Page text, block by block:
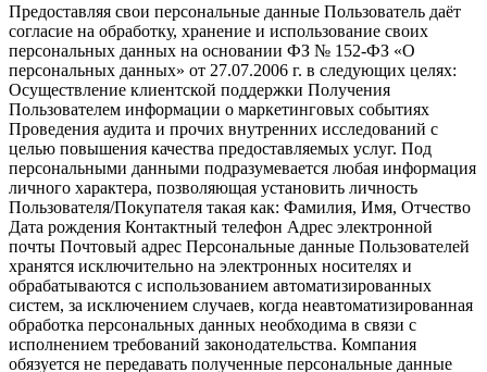
Предоставляя свои персональные данные Пользователь даёт
согласие на обработку, хранение и использование своих
персональных данных на основании ФЗ № 152-ФЗ «О
персональных данных» от 27.07.2006 г. в следующих целях:
Осуществление клиентской поддержки Получения
Пользователем информации о маркетинговых событиях
Проведения аудита и прочих внутренних исследований с
целью повышения качества предоставляемых услуг. Под
персональными данными подразумевается любая информация
личного характера, позволяющая установить личность
Пользователя/Покупателя такая как: Фамилия, Имя, Отчество
Дата рождения Контактный телефон Адрес электронной
почты Почтовый адрес Персональные данные Пользователей
хранятся исключительно на электронных носителях и
обрабатываются с использованием автоматизированных
систем, за исключением случаев, когда неавтоматизированная
обработка персональных данных необходима в связи с
исполнением требований законодательства. Компания
обязуется не передавать полученные персональные данные